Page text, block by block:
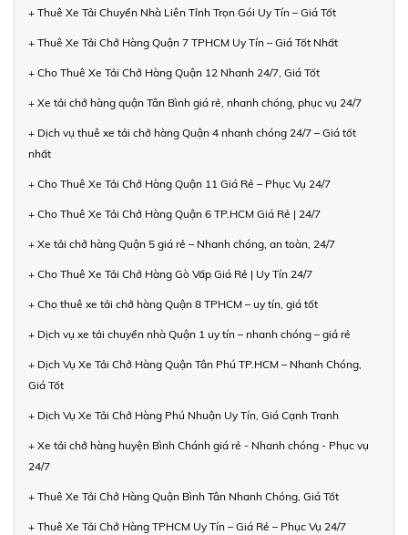
+ Thuê Xe Tải Chuyển Nhà Liên Tỉnh Trọn Gói Uy Tín – Giá Tốt
+ Thuê Xe Tải Chở Hàng Quận 7 TPHCM Uy Tín – Giá Tốt Nhất
+ Cho Thuê Xe Tải Chở Hàng Quận 12 Nhanh 24/7, Giá Tốt
+ Xe tải chở hàng quận Tân Bình giá rẻ, nhanh chóng, phục vụ 24/7
+ Dịch vụ thuê xe tải chở hàng Quận 4 nhanh chóng 24/7 – Giá tốt
nhất
+ Cho Thuê Xe Tải Chở Hàng Quận 11 Giá Rẻ – Phục Vụ 24/7
+ Cho Thuê Xe Tải Chở Hàng Quận 6 TP.HCM Giá Rẻ | 24/7
+ Xe tải chở hàng Quận 5 giá rẻ – Nhanh chóng, an toàn, 24/7
+ Cho Thuê Xe Tải Chở Hàng Gò Vấp Giá Rẻ | Uy Tín 24/7
+ Cho thuê xe tải chở hàng Quận 8 TPHCM – uy tín, giá tốt
+ Dịch vụ xe tải chuyển nhà Quận 1 uy tín – nhanh chóng – giá rẻ
+ Dịch Vụ Xe Tải Chở Hàng Quận Tân Phú TP.HCM – Nhanh Chóng,
Giá Tốt
+ Dịch Vụ Xe Tải Chở Hàng Phú Nhuận Uy Tín, Giá Cạnh Tranh
+ Xe tải chở hàng huyện Bình Chánh giá rẻ - Nhanh chóng - Phục vụ
24/7
+ Thuê Xe Tải Chở Hàng Quận Bình Tân Nhanh Chóng, Giá Tốt
+ Thuê Xe Tải Chở Hàng TPHCM Uy Tín – Giá Rẻ – Phục Vụ 24/7